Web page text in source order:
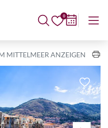
0
MITTELMEER ANZEIGEN